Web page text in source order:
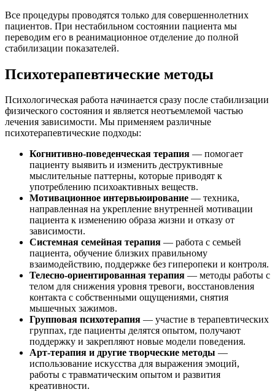
Все процедуры проводятся только для совершеннолетних
пациентов. При нестабильном состоянии пациента мы
переводим его в реанимационное отделение до полной
стабилизации показателей.
Психотерапевтические методы
Психологическая работа начинается сразу после стабилизации
физического состояния и является неотъемлемой частью
лечения зависимости. Мы применяем различные
психотерапевтические подходы:
Когнитивно-поведенческая терапия — помогает
пациенту выявить и изменить деструктивные
мыслительные паттерны, которые приводят к
употреблению психоактивных веществ.
Мотивационное интервьюирование — техника,
направленная на укрепление внутренней мотивации
пациента к изменению образа жизни и отказу от
зависимости.
Системная семейная терапия — работа с семьей
пациента, обучение близких правильному
взаимодействию, поддержке без гиперопеки и контроля.
Телесно-ориентированная терапия — методы работы с
телом для снижения уровня тревоги, восстановления
контакта с собственными ощущениями, снятия
мышечных зажимов.
Групповая психотерапия — участие в терапевтических
группах, где пациенты делятся опытом, получают
поддержку и закрепляют новые модели поведения.
Арт-терапия и другие творческие методы —
использование искусства для выражения эмоций,
работы с травматическим опытом и развития
креативности.